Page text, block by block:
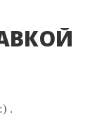
.